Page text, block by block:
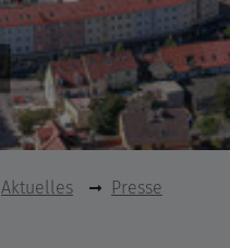
Aktuelles
Presse